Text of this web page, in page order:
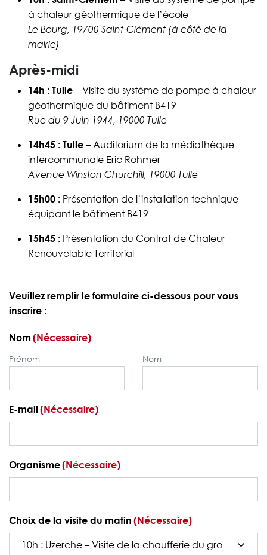
à chaleur géothermique de l’école
Le Bourg, 19700 Saint-Clément (à côté de la
mairie)
Après-midi
14h : Tulle– Visite du système de pompe à chaleur
géothermique du bâtiment B419
Rue du 9 Juin 1944, 19000 Tulle
14h45 : Tulle– Auditorium de la médiathèque
intercommunale Eric Rohmer
Avenue Winston Churchill, 19000 Tulle
15h00 : Présentation de l’installation technique
équipant le bâtiment B419
15h45 : Présentation du Contrat de Chaleur
Renouvelable Territorial
Veuillez remplir le formulaire ci-dessous pour vous
inscrire :
Nom(Nécessaire)
Prénom Nom
E-mail (Nécessaire)
Organisme(Nécessaire)
Choix de la visite du matin (Nécessaire)